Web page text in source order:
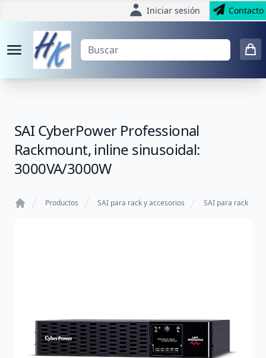
Iniciar sesión Contacto
SAI CyberPower Professional
Rackmount, inline sinusoidal:
3000VA/3000W
Productos SAI para rack y accesorios SAI para rack